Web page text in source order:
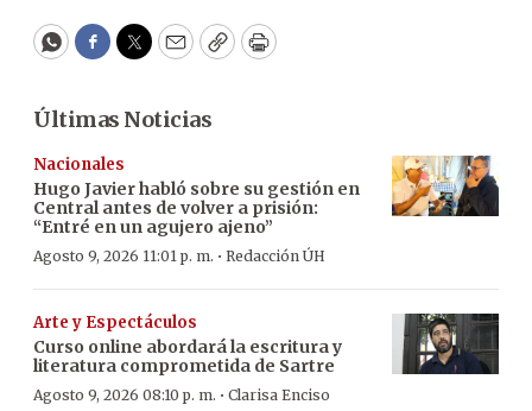
WhatsApp
Facebook
Twitter
EmailCopyPrint
Últimas Noticias
Nacionales
Hugo Javier habló sobre su gestión en
Central antes de volver a prisión:
“Entré en un agujero ajeno”
Agosto 9, 2026 11:01 p. m. · Redacción ÚH
Arte y Espectáculos
Curso online abordará la escritura y
literatura comprometida de Sartre
Agosto 9, 2026 08:10 p. m. · Clarisa Enciso